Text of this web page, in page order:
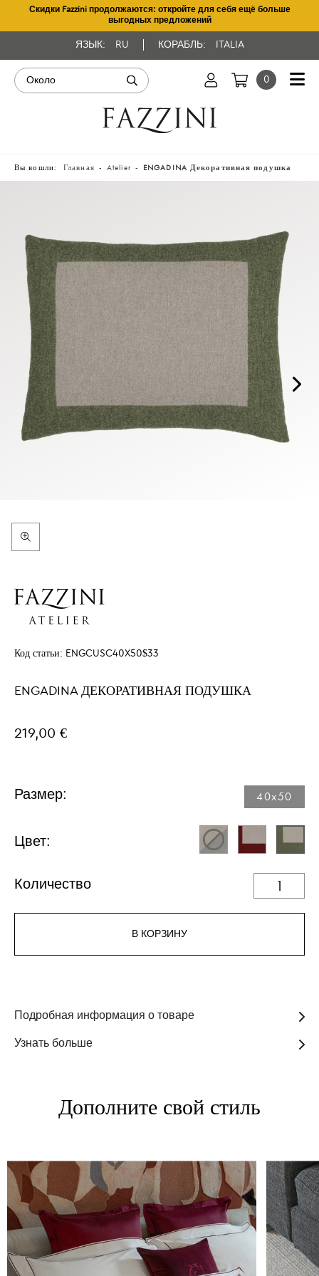
Скидки Fazzini продолжаются: откройте для себя ещё больше
выгодных предложений
ЯЗЫК: RU КОРАБЛЬ: ITALIA
0
Вы вошли: Главная Atelier ENGADINA Декоративная подушка
Код статьи: ENGCUSC40X50$33
ENGADINA ДЕКОРАТИВНАЯ ПОДУШКА
219,00 €
Размер: 40x50
Цвет:
Количество
В КОРЗИНУ
Подробная информация о товаре
Узнать больше
Дополните свой стиль